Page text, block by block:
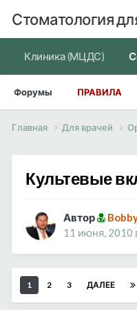
Стоматология
Клиника (МЦДС)
Форумы ПРАВИЛА
Главная Для врачей
Культевые
Автор
11 июня, 2010
1 2 3 ДАЛЕЕ